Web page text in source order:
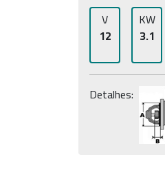
V
12
KW
3.1
Detalhes: